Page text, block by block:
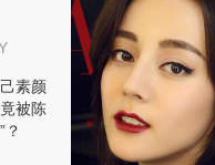
素颜
被陈
？